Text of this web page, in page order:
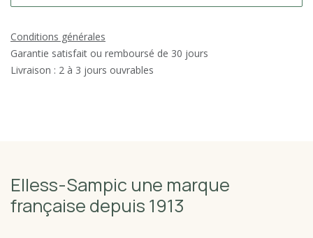
Conditions générales
Garantie satisfait ou remboursé de 30 jours
Livraison : 2 à 3 jours ouvrables
Elless-Sampic une marque
française depuis 1913